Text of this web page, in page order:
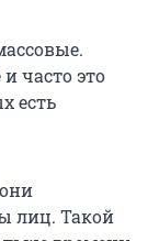
часто это
есть
лиц. Такой